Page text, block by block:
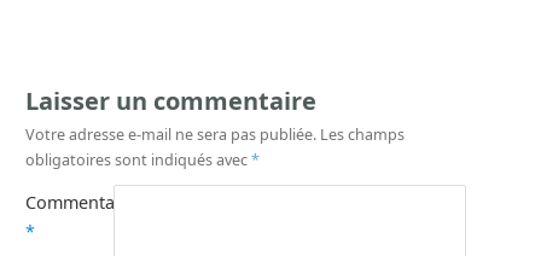
Laisser un commentaire
Votre adresse e-mail ne sera pas publiée. Les champs
obligatoires sont indiqués avec*
Commentaire
*